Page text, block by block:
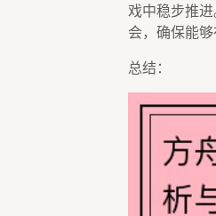
戏中稳步推
会，确保能够
总结：